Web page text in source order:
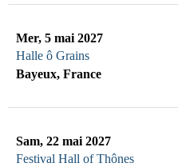
Mer, 5 mai 2027
Halle ô Grains
Bayeux, France
Sam, 22 mai 2027
Festival Hall of Thônes